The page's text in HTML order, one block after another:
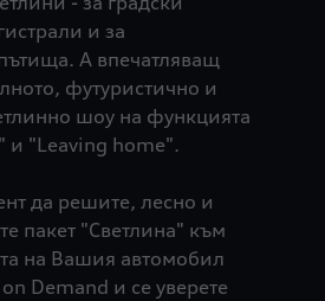
и за
А впечатляващ
футуристично и
шоу на функцията
и "Leaving home".
да решите, лесно и
пакет "Светлина" към
на Вашия автомобил
Demand и се уверете